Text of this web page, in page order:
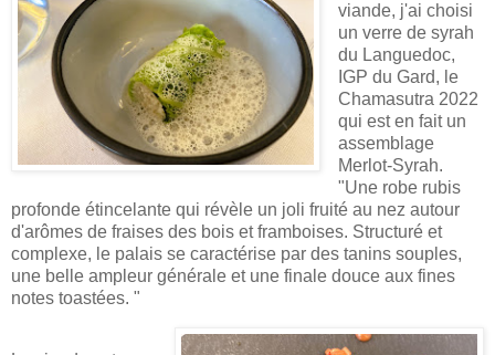
viande, j'ai choisi
un verre de syrah
du Languedoc,
IGP du Gard, le
Chamasutra 2022
qui est en fait un
assemblage
Merlot-Syrah.
"Une robe rubis
profonde étincelante qui révèle un joli fruité au nez autour
d'arômes de fraises des bois et framboises. Structuré et
complexe, le palais se caractérise par des tanins souples,
une belle ampleur générale et une finale douce aux fines
notes toastées. "